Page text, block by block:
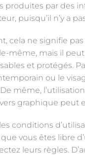
produites par des
puisqu’il n’y a
cela ne signifie
même, mais il
et protégés.
ou le
De même,
graphique peut
conditions
vous êtes libre
leurs règles.